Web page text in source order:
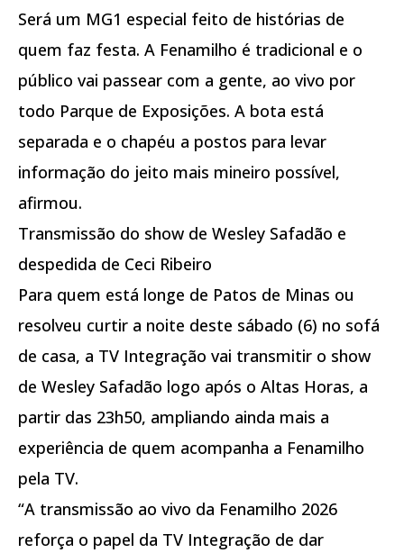
Será um MG1 especial feito de histórias de
quem faz festa. A Fenamilho é tradicional e o
público vai passear com a gente, ao vivo por
todo Parque de Exposições. A bota está
separada e o chapéu a postos para levar
informação do jeito mais mineiro possível,
afirmou.
Transmissão do show de Wesley Safadão e
despedida de Ceci Ribeiro
Para quem está longe de Patos de Minas ou
resolveu curtir a noite deste sábado (6) no sofá
de casa, a TV Integração vai transmitir o show
de Wesley Safadão logo após o Altas Horas, a
partir das 23h50, ampliando ainda mais a
experiência de quem acompanha a Fenamilho
pela TV.
“A transmissão ao vivo da Fenamilho 2026
reforça o papel da TV Integração de dar